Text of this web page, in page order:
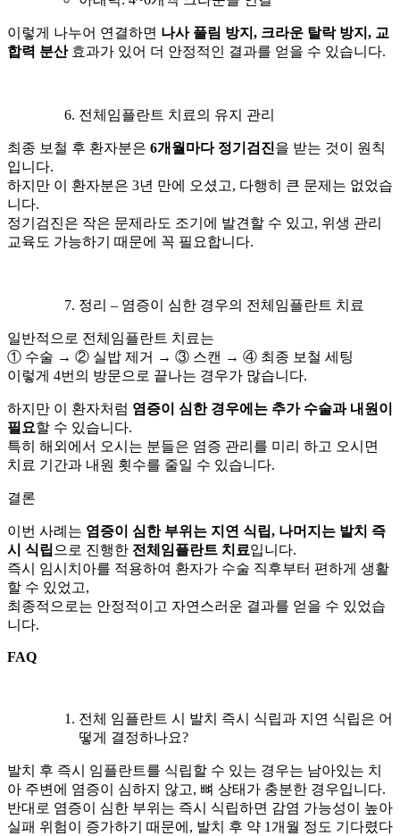
이렇게 나누어 연결하면 나사 풀림 방지, 크라운 탈락 방지, 교
합력 분산효과가 있어 더 안정적인 결과를 얻을 수 있습니다.
전체임플란트 치료의 유지 관리
최종 보철 후 환자분은 6개월마다 정기검진을 받는 것이 원칙
입니다.
하지만 이 환자분은 3년 만에 오셨고, 다행히 큰 문제는 없었습
니다.
정기검진은 작은 문제라도 조기에 발견할 수 있고, 위생 관리
교육도 가능하기 때문에 꼭 필요합니다.
정리 – 염증이 심한 경우의 전체임플란트 치료
일반적으로 전체임플란트 치료는
① 수술 → ② 실밥 제거 → ③ 스캔 → ④ 최종 보철 세팅
이렇게 4번의 방문으로 끝나는 경우가 많습니다.
하지만 이 환자처럼 염증이 심한 경우에는 추가 수술과 내원이
필요할 수 있습니다.
특히 해외에서 오시는 분들은 염증 관리를 미리 하고 오시면
치료 기간과 내원 횟수를 줄일 수 있습니다.
결론
이번 사례는 염증이 심한 부위는 지연 식립, 나머지는 발치 즉
시 식립 으로 진행한 전체임플란트 치료입니다.
즉시 임시치아를 적용하여 환자가 수술 직후부터 편하게 생활
할 수 있었고,
최종적으로는 안정적이고 자연스러운 결과를 얻을 수 있었습
니다.
FAQ
전체 임플란트 시 발치 즉시 식립과 지연 식립은 어
떻게 결정하나요?
발치 후 즉시 임플란트를 식립할 수 있는 경우는 남아있는 치
아 주변에 염증이 심하지 않고, 뼈 상태가 충분한 경우입니다.
반대로 염증이 심한 부위는 즉시 식립하면 감염 가능성이 높아
실패 위험이 증가하기 때문에, 발치 후 약 1개월 정도 기다렸다